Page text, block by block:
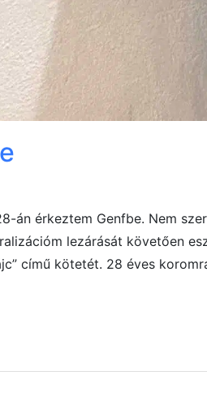
án érkeztem Genfbe. Nem
lezárását követően
című kötetét. 28 éves